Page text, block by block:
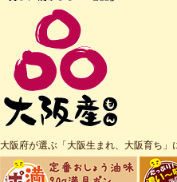
大阪府が選ぶ「大阪生まれ、大阪育ち」